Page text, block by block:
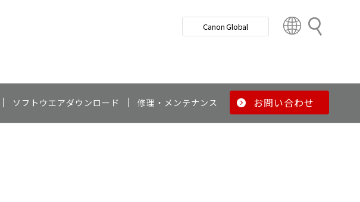
検
Canon Global
t
y
ソフトウエアダウンロード 修理・メンテナンス お問い合わせ